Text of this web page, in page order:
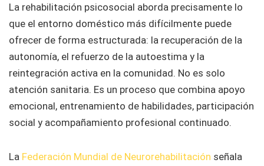
La rehabilitación psicosocial aborda precisamente lo
que el entorno doméstico más difícilmente puede
ofrecer de forma estructurada: la recuperación de la
autonomía, el refuerzo de la autoestima y la
reintegración activa en la comunidad. No es solo
atención sanitaria. Es un proceso que combina apoyo
emocional, entrenamiento de habilidades, participación
social y acompañamiento profesional continuado.
La Federación Mundial de Neurorehabilitación señala